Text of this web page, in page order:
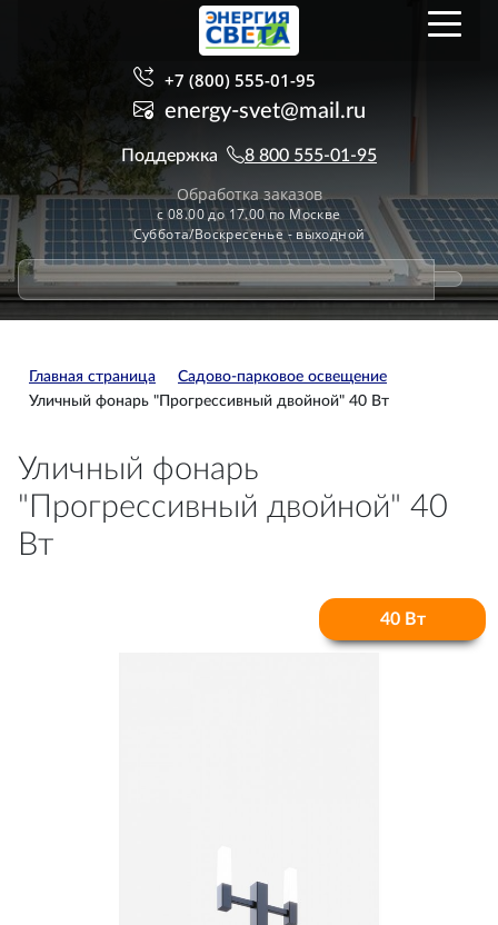
+7 (800) 555-01-95
energy-svet@mail.ru
Поддержка 8 800 555-01-95
Обработка заказов
с 08.00 до 17.00 по Москве
Суббота/Воскресенье - выходной
Главная страница
Садово-парковое освещение
Уличный фонарь "Прогрессивный двойной" 40 Вт
Уличный фонарь
"Прогрессивный двойной" 40
Вт
40 Вт